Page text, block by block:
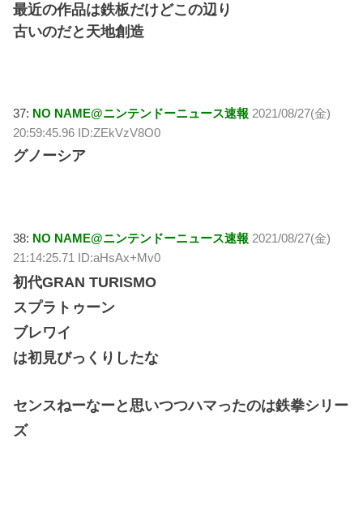
最近の作品は鉄板だけどこの辺り
古いのだと天地創造
37: NO NAME@ニンテンドーニュース速報 2021/08/27(金)
20:59:45.96 ID:ZEkVzV8O0
グノーシア
38: NO NAME@ニンテンドーニュース速報 2021/08/27(金)
21:14:25.71 ID:aHsAx+Mv0
初代GRAN TURISMO
スプラトゥーン
ブレワイ
は初見びっくりしたな
センスねーなーと思いつつハマったのは鉄拳シリー
ズ